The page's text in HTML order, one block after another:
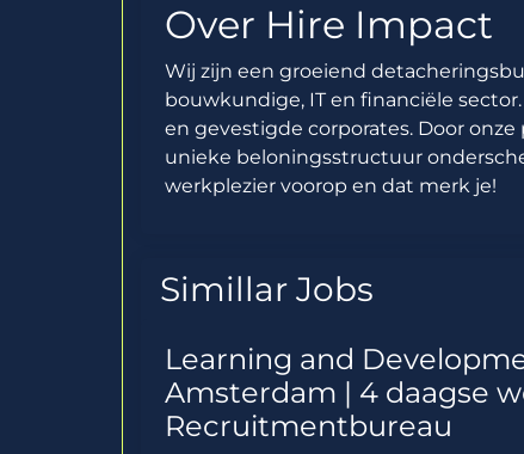
Over Hire Impact
Wij zijn een groeiend
bouwkundige, IT en financiële
en gevestigde corporates. Door
unieke beloningsstructuur
werkplezier voorop en dat merk je!
Simillar Jobs
Learning and
Amsterdam | 4 daagse
Recruitmentbureau